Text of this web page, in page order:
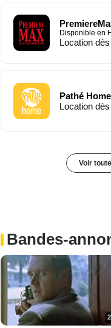
Disponible en
Location
Pathé Home
Location
Voir
Bandes-